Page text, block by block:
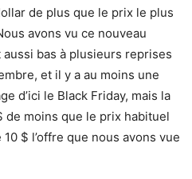
de plus que le prix le plus
avons vu ce nouveau
bas à plusieurs reprises
et il y a au moins une
d’ici le Black Friday, mais la
moins que le prix habituel
$ l’offre que nous avons vue